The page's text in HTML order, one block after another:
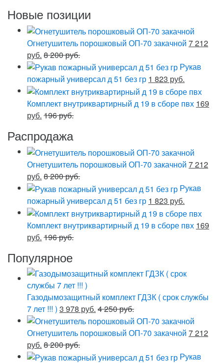
Новые позиции
Огнетушитель порошковый ОП-70 закачной 7 212
руб. 8 200 руб.
Рукав
пожарный универсал д 51 без гр 1 823 руб.
Комплект внутриквартирный д 19 в сборе пвх 169
руб. 196 руб.
Распродажа
Огнетушитель порошковый ОП-70 закачной 7 212
руб. 8 200 руб.
Рукав
пожарный универсал д 51 без гр 1 823 руб.
Комплект внутриквартирный д 19 в сборе пвх 169
руб. 196 руб.
Популярное
Газодымозащитный комплект ГДЗК ( срок службы
7 лет !!! ) 3 978 руб. 4 250 руб.
Огнетушитель порошковый ОП-70 закачной 7 212
руб. 8 200 руб.
Рукав